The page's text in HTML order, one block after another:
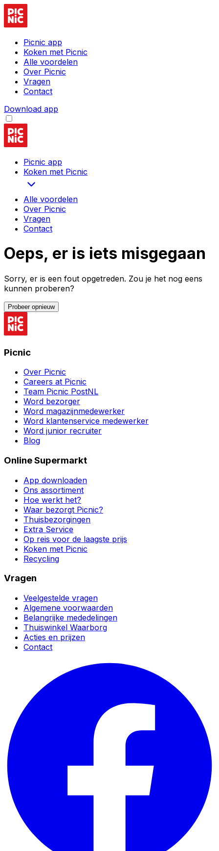
Picnic app
Koken met Picnic
Alle voordelen
Over Picnic
Vragen
Contact
Download app
Picnic app
Koken met Picnic
Alle voordelen
Over Picnic
Vragen
Contact
Oeps, er is iets misgegaan
Sorry, er is een fout opgetreden. Zou je het nog eens
kunnen proberen?
Probeer opnieuw
Picnic
Over Picnic
Careers at Picnic
Team Picnic PostNL
Word bezorger
Word magazijnmedewerker
Word klantenservice medewerker
Word junior recruiter
Blog
Online Supermarkt
App downloaden
Ons assortiment
Hoe werkt het?
Waar bezorgt Picnic?
Thuisbezorgingen
Extra Service
Op reis voor de laagste prijs
Koken met Picnic
Recycling
Vragen
Veelgestelde vragen
Algemene voorwaarden
Belangrijke mededelingen
Thuiswinkel Waarborg
Acties en prijzen
Contact